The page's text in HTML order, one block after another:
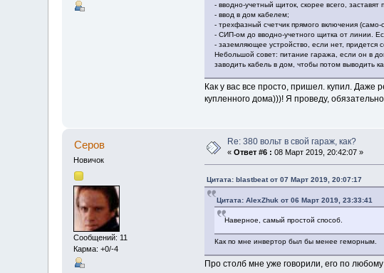
- вводно-учетный щиток, скорее всего, заставят
- ввод в дом кабелем;
- трехфазный счетчик прямого включения (само-
- СИП-ом до вводно-учетного щитка от линии.
- заземляющее устройство, если нет, придется
Небольшой совет: питание гаража, если он в
заводить кабель в дом, чтобы потом выводить
Как у вас все просто, пришел. купил.
купленного дома)))! Я проведу,
Серов
Новичок
Сообщений: 11
Карма: +0/-4
Re: 380 вольт в свой гараж, как?
«Ответ #6 : 08 Март 2019, 20:42:07 »
Цитата: blastbeat от 07 Март 2019, 20:07:17
Цитата: AlexZhuk от 06 Март 2019, 23:33:41
Наверное, самый простой способ.
Как по мне инвертор был бы менее геморным.
Про столб мне уже говорили, его по